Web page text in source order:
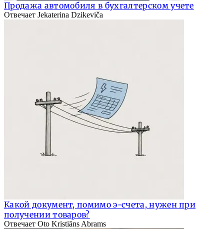
Продажа автомобиля в бухгалтерском учете
Отвечает Jekaterina Dzikeviča
Какой документ, помимо э-счета, нужен при
получении товаров?
Отвечает Oto Kristiāns Abrams